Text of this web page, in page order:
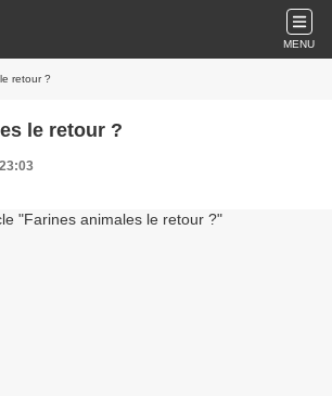
MENU
retour ?
le retour ?